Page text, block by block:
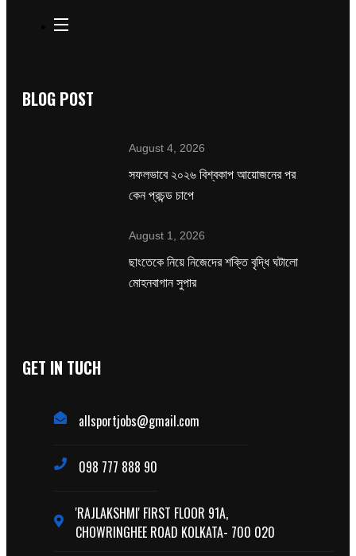
BLOG POST
August 4, 2026
সফলভাবে ২০২৬ বিশ্বকাপ আয়োজনের পর
কেন প্রচন্ড চাপে
August 1, 2026
ছাংতেকে নিয়ে নিজেদের শক্তি বৃদ্ধি ঘটালো
মোহনবাগান সুপার
GET IN TUCH
allsportjobs@gmail.com
098 777 888 90
'RAJLAKSHMI' FIRST FLOOR 91A,
CHOWRINGHEE ROAD KOLKATA- 700 020